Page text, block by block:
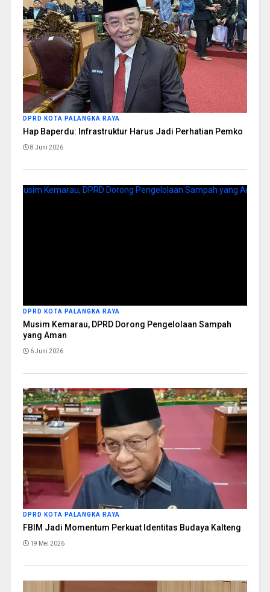
DPRD KOTA PALANGKA RAYA
Hap Baperdu: Infrastruktur Harus Jadi Perhatian Pemko
8 Juni 2026
DPRD KOTA PALANGKA RAYA
Musim Kemarau, DPRD Dorong Pengelolaan Sampah
yang Aman
6 Juni 2026
DPRD KOTA PALANGKA RAYA
FBIM Jadi Momentum Perkuat Identitas Budaya Kalteng
19 Mei 2026